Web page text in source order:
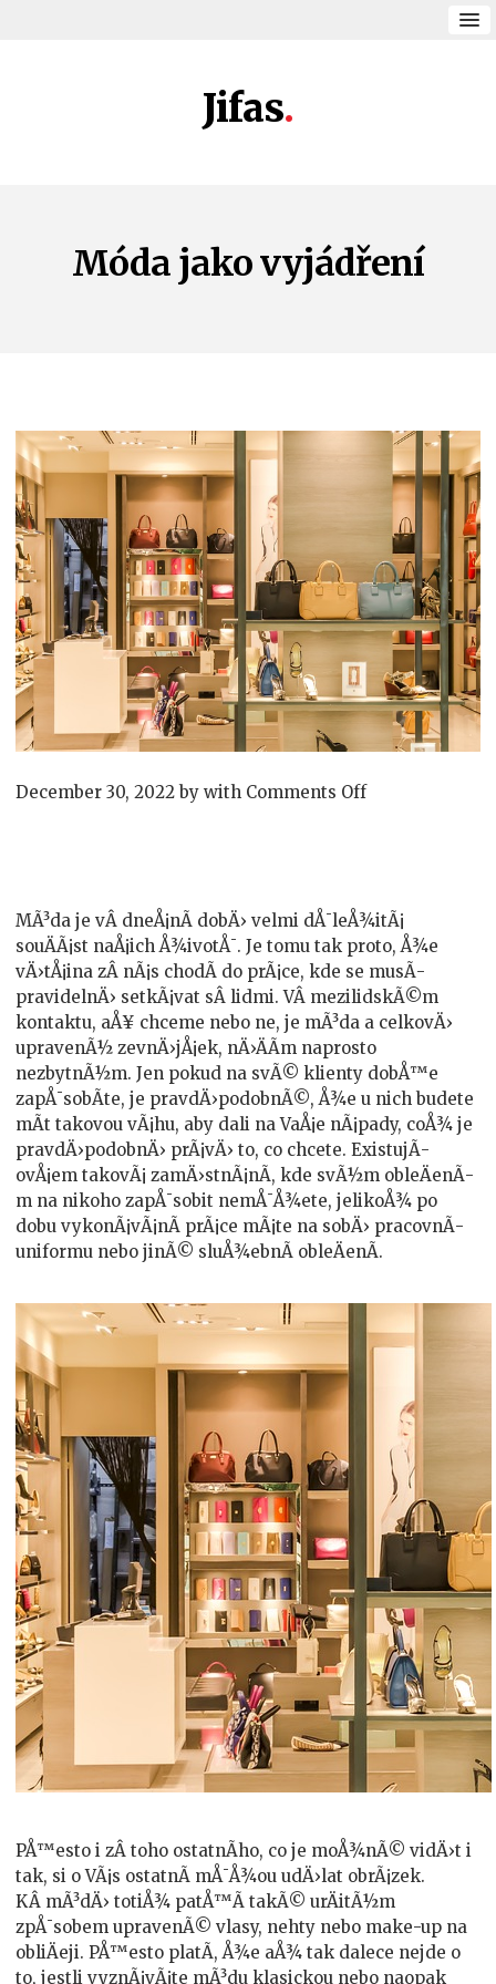
Jifas
Móda jako vyjádření
December 30, 2022bywith Comments Offon
MÃ³da je vÂ dneÅ¡nÃ­ dobÄ› velmi dÅ¯leÅ¾itÃ¡
souÄÃ¡st naÅ¡ich Å¾ivotÅ¯. Je tomu tak proto, Å¾e
vÄ›tÅ¡ina zÂ nÃ¡s chodÃ­ do prÃ¡ce, kde se musÃ­
pravidelnÄ› setkÃ¡vat sÂ lidmi. VÂ mezilidskÃ©m
kontaktu, aÅ¥ chceme nebo ne, je mÃ³da a celkovÄ›
upravenÃ½ zevnÄ›jÅ¡ek, nÄ›ÄÃ­m naprosto
nezbytnÃ½m. Jen pokud na svÃ© klienty dobÅ™e
zapÅ¯sobÃ­te, je pravdÄ›podobnÃ©, Å¾e u nich budete
mÃ­t takovou vÃ¡hu, aby dali na VaÅ¡e nÃ¡pady, coÅ¾ je
pravdÄ›podobnÄ› prÃ¡vÄ› to, co chcete. ExistujÃ­
ovÅ¡em takovÃ¡ zamÄ›stnÃ¡nÃ­, kde svÃ½m obleÄenÃ­
m na nikoho zapÅ¯sobit nemÅ¯Å¾ete, jelikoÅ¾ po
dobu vykonÃ¡vÃ¡nÃ­ prÃ¡ce mÃ¡te na sobÄ› pracovnÃ­
uniformu nebo jinÃ© sluÅ¾ebnÃ­ obleÄenÃ­.
PÅ™esto i zÂ toho ostatnÃ­ho, co je moÅ¾nÃ© vidÄ›t i
tak, si o VÃ¡s ostatnÃ­ mÅ¯Å¾ou udÄ›lat obrÃ¡zek.
KÂ mÃ³dÄ› totiÅ¾ patÅ™Ã­ takÃ© urÄitÃ½m
zpÅ¯sobem upravenÃ© vlasy, nehty nebo make-up na
obliÄeji. PÅ™esto platÃ­, Å¾e aÅ¾ tak dalece nejde o
to, jestli vyznÃ¡vÃ¡te mÃ³du klasickou nebo naopak